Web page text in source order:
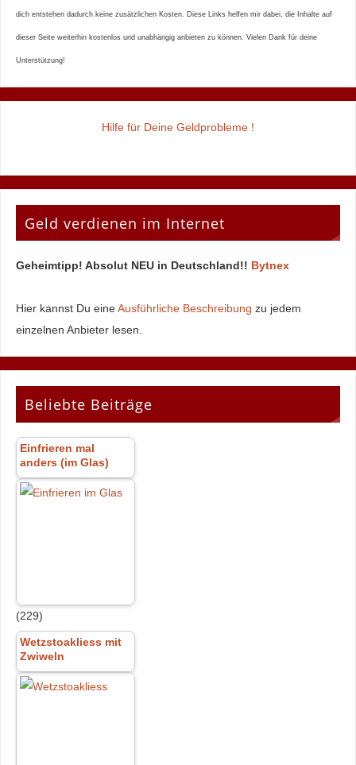
dich entstehen dadurch keine zusätzlichen Kosten. Diese Links helfen mir dabei, die Inhalte auf
dieser Seite weiterhin kostenlos und unabhängig anbieten zu können. Vielen Dank für deine
Unterstützung!
Hilfe für Deine Geldprobleme !
Geld verdienen im Internet
Geheimtipp! Absolut NEU in Deutschland!! Bytnex
Hier kannst Du eineAusführliche Beschreibung zu jedem
einzelnen Anbieter lesen.
Beliebte Beiträge
Einfrieren mal
anders (im Glas)
(229)
Wetzstoakliess mit
Zwiweln